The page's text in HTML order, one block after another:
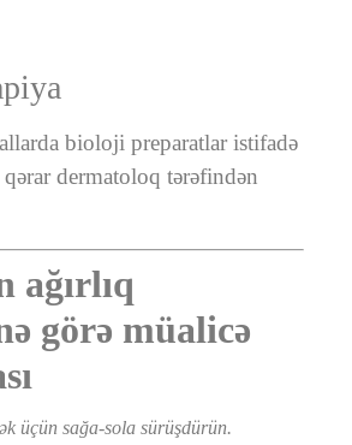
bioloji preparatlar istifadə
dermatoloq tərəfindən
ağırlıq
görə müalicə
üçün sağa-sola sürüşdürün.